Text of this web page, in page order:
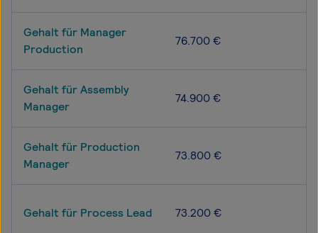
Gehalt für Manager
Production
76.700 €
Gehalt für Assembly
Manager
74.900 €
Gehalt für Production
Manager
73.800 €
Gehalt für Process Lead 73.200 €